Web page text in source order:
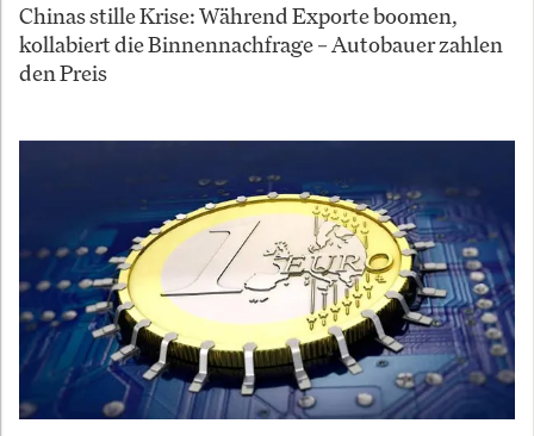
Chinas stille Krise: Während Exporte boomen,
kollabiert die Binnennachfrage – Autobauer zahlen
den Preis